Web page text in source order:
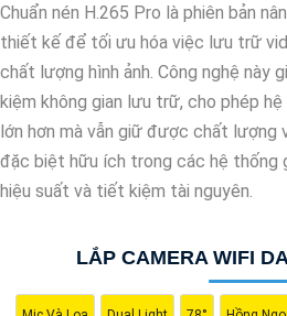
xoay ngang, dọc, chất lượng kết nối
phát hiện chuyển động, đèn hồng
năng lưu trữ hình ảnh/video.
👍3: Giải pháp lắp đặt Camera wifi
vào nhu cầu cụ thể của bạn, ví dụ
phòng, cửa hàng, hay nơi công cộng.
đặt, số lượng camera cần thiết, và
Trước khi mua và lắp đặt
hiểu kỹ về các sản phẩm có sẵn
Chuẩn nén H.265 Pro là phiên bản
thiết kế để tối ưu hóa việc lưu trữ
chất lượng hình ảnh. Công nghệ này
kiệm không gian lưu trữ, cho phép
lớn hơn mà vẫn giữ được chất lượng
đặc biệt hữu ích trong các hệ thống
hiệu suất và tiết kiệm tài nguyên.
LẮP CAMERA WIFI